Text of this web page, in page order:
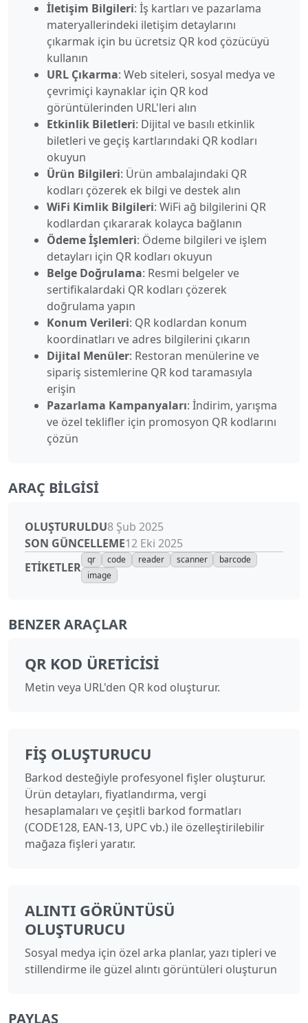
İletişim Bilgileri: İş kartları ve pazarlama
materyallerindeki iletişim detaylarını
çıkarmak için bu ücretsiz QR kod çözücüyü
kullanın
URL Çıkarma: Web siteleri, sosyal medya ve
çevrimiçi kaynaklar için QR kod
görüntülerinden URL'leri alın
Etkinlik Biletleri: Dijital ve basılı etkinlik
biletleri ve geçiş kartlarındaki QR kodları
okuyun
Ürün Bilgileri: Ürün ambalajındaki QR
kodları çözerek ek bilgi ve destek alın
WiFi Kimlik Bilgileri: WiFi ağ bilgilerini QR
kodlardan çıkararak kolayca bağlanın
Ödeme İşlemleri: Ödeme bilgileri ve işlem
detayları için QR kodları okuyun
Belge Doğrulama: Resmi belgeler ve
sertifikalardaki QR kodları çözerek
doğrulama yapın
Konum Verileri: QR kodlardan konum
koordinatları ve adres bilgilerini çıkarın
Dijital Menüler: Restoran menülerine ve
sipariş sistemlerine QR kod taramasıyla
erişin
Pazarlama Kampanyaları: İndirim, yarışma
ve özel teklifler için promosyon QR kodlarını
çözün
ARAÇ BILGISI
OLUŞTURULDU8 Şub 2025
SON GÜNCELLEME12 Eki 2025
ETIKETLER
qr code reader scanner
barcode
image
BENZER ARAÇLAR
QR KOD ÜRETICISI
Metin veya URL'den QR kod oluşturur.
FIŞ OLUŞTURUCU
Barkod desteğiyle profesyonel fişler oluşturur.
Ürün detayları, fiyatlandırma, vergi
hesaplamaları ve çeşitli barkod formatları
(CODE128, EAN-13, UPC vb.) ile özelleştirilebilir
mağaza fişleri yaratır.
ALINTI GÖRÜNTÜSÜ
OLUŞTURUCU
Sosyal medya için özel arka planlar, yazı tipleri ve
stillendirme ile güzel alıntı görüntüleri oluşturun
PAYLAŞ